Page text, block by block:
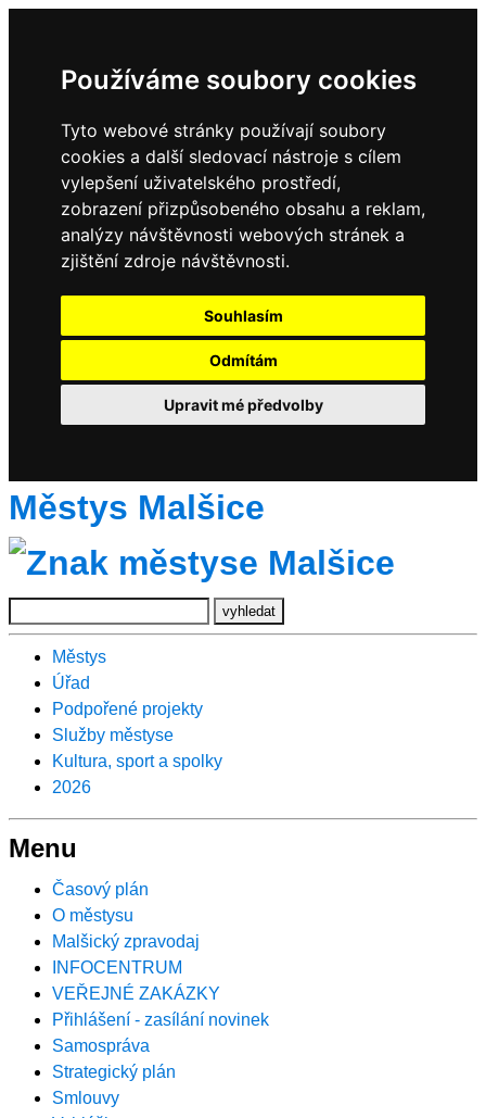
Používáme soubory cookies
Tyto webové stránky používají soubory
cookies a další sledovací nástroje s cílem
vylepšení uživatelského prostředí,
zobrazení přizpůsobeného obsahu a reklam,
analýzy návštěvnosti webových stránek a
zjištění zdroje návštěvnosti.
Souhlasím
Odmítám
Upravit mé předvolby
Městys Malšice
Městys
Úřad
Podpořené projekty
Služby městyse
Kultura, sport a spolky
2026
Menu
Časový plán
O městysu
Malšický zpravodaj
INFOCENTRUM
VEŘEJNÉ ZAKÁZKY
Přihlášení - zasílání novinek
Samospráva
Strategický plán
Smlouvy